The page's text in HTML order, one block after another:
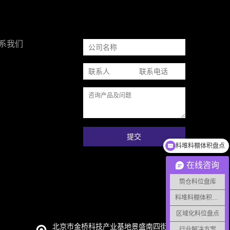
我们
提交
北京市金桥科技产业基地景盛南四街15号92B
在线咨询
筒仓料位盘库
料堆料棚体积监测
区域化料位盘点
料堆料棚体积盘点